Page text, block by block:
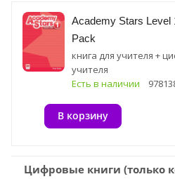
Academy Stars Level
Pack
книга для учителя +
учителя
Есть в наличии
В корзину
Цифровые книги (только